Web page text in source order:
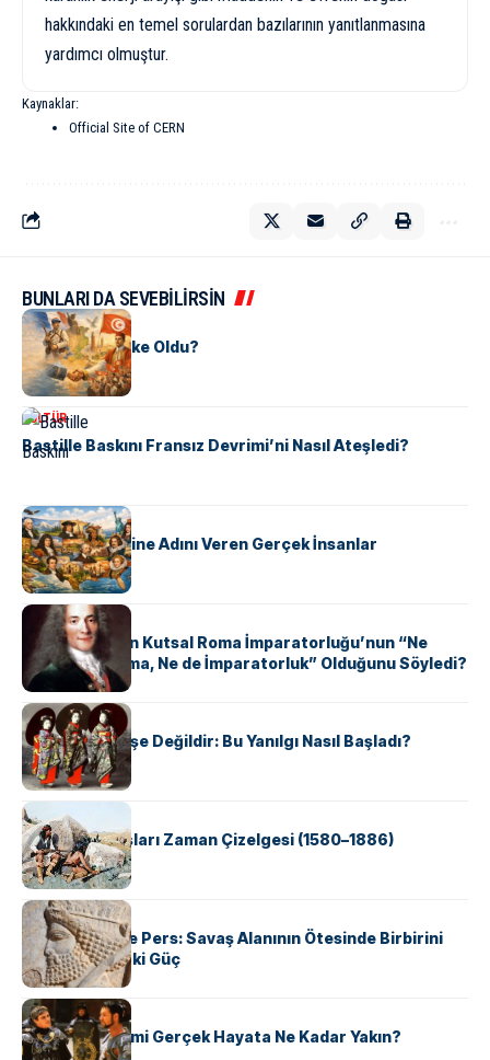
hakkındaki en temel sorulardan bazılarının yanıtlanmasına
yardımcı olmuştur.
Kaynaklar:
Official Site of CERN
BUNLARI DA SEVEBİLİRSİN
KÜLTÜR
Tunus Nasıl Ülke Oldu?
KÜLTÜR
Bastille Baskını Fransız Devrimi’ni Nasıl Ateşledi?
KÜLTÜR
ABD Eyaletlerine Adını Veren Gerçek İnsanlar
KÜLTÜR
Voltaire Neden Kutsal Roma İmparatorluğu’nun “Ne
Kutsal, Ne Roma, Ne de İmparatorluk” Olduğunu Söyledi?
KÜLTÜR
Geyşalar Fahişe Değildir: Bu Yanılgı Nasıl Başladı?
KÜLTÜR
Apache Savaşları Zaman Çizelgesi (1580–1886)
KÜLTÜR
Antik Yunan ve Pers: Savaş Alanının Ötesinde Birbirini
Şekillendiren İki Güç
KÜLTÜR
‘Gladiator’ Filmi Gerçek Hayata Ne Kadar Yakın?